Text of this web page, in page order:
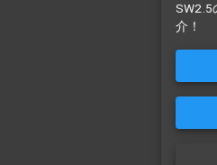
SW2.5
介！